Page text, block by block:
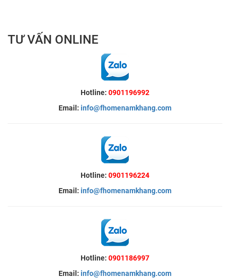
TƯ VẤN ONLINE
Hotline: 0901196992
Email: info@fhomenamkhang.com
Hotline: 0901196224
Email: info@fhomenamkhang.com
Hotline: 0901186997
Email: info@fhomenamkhang.com